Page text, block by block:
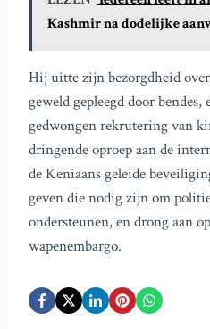
Kashmir na dodelijke
Hij uitte zijn bezorgdheid over
geweld gepleegd door bendes,
gedwongen rekrutering van
dringende oproep aan de
de Keniaans geleide
geven die nodig zijn om
ondersteunen, en drong aan
wapenembargo.